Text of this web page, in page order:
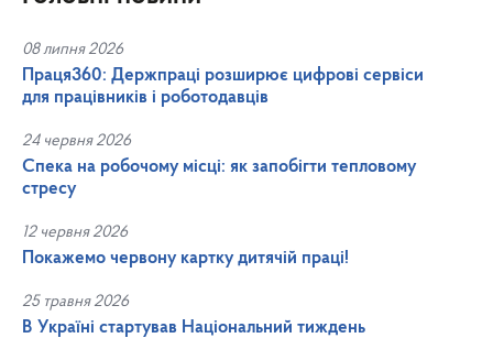
08 липня 2026
Праця360: Держпраці розширює цифрові сервіси
для працівників і роботодавців
24 червня 2026
Спека на робочому місці: як запобігти тепловому
стресу
12 червня 2026
Покажемо червону картку дитячій праці!
25 травня 2026
В Україні стартував Національний тиждень